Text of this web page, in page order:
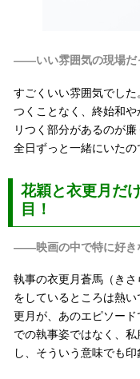
――いい雰囲気の現場だ
すごくいい雰囲気でし
つくことなく、終始和
リつく部分があるのが
全日ずっと一緒にいたの
花穎と衣更月だ
目！
――映画の中で特に好き
執事の衣更月蒼馬（き
をしているところは熱
更月が、あのエピソー
での執事姿ではなく、
し、そういう意味でも印